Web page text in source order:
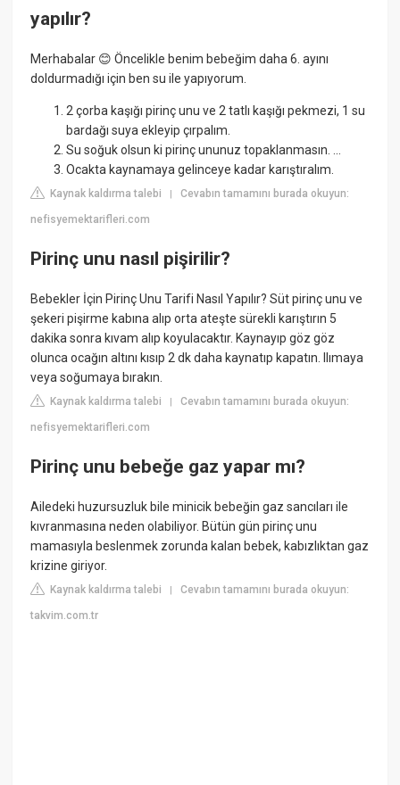
yapılır?
Merhabalar 😊 Öncelikle benim bebeğim daha 6. ayını
doldurmadığı için ben su ile yapıyorum.
2 çorba kaşığı pirinç unu ve 2 tatlı kaşığı pekmezi, 1 su
bardağı suya ekleyip çırpalım.
Su soğuk olsun ki pirinç ununuz topaklanmasın. ...
Ocakta kaynamaya gelinceye kadar karıştıralım.
Kaynak kaldırma talebi |Cevabın tamamını burada okuyun:
nefisyemektarifleri.com
Pirinç unu nasıl pişirilir?
Bebekler İçin Pirinç Unu Tarifi Nasıl Yapılır? Süt pirinç unu ve
şekeri pişirme kabına alıp orta ateşte sürekli karıştırın 5
dakika sonra kıvam alıp koyulacaktır. Kaynayıp göz göz
olunca ocağın altını kısıp 2 dk daha kaynatıp kapatın. Ilımaya
veya soğumaya bırakın.
Kaynak kaldırma talebi |Cevabın tamamını burada okuyun:
nefisyemektarifleri.com
Pirinç unu bebeğe gaz yapar mı?
Ailedeki huzursuzluk bile minicik bebeğin gaz sancıları ile
kıvranmasına neden olabiliyor. Bütün gün pirinç unu
mamasıyla beslenmek zorunda kalan bebek, kabızlıktan gaz
krizine giriyor.
Kaynak kaldırma talebi |Cevabın tamamını burada okuyun:
takvim.com.tr